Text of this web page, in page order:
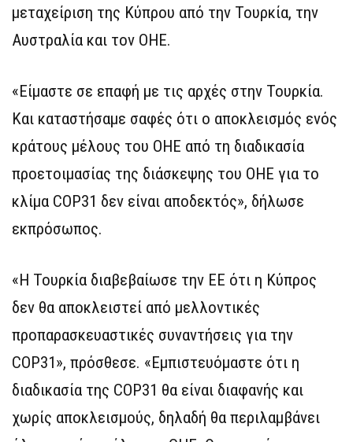
μεταχείριση της Κύπρου από την Τουρκία, την
Αυστραλία και τον ΟΗΕ.
«Είμαστε σε επαφή με τις αρχές στην Τουρκία.
Και καταστήσαμε σαφές ότι ο αποκλεισμός ενός
κράτους μέλους του ΟΗΕ από τη διαδικασία
προετοιμασίας της διάσκεψης του ΟΗΕ για το
κλίμα COP31 δεν είναι αποδεκτός», δήλωσε
εκπρόσωπος.
«Η Τουρκία διαβεβαίωσε την ΕΕ ότι η Κύπρος
δεν θα αποκλειστεί από μελλοντικές
προπαρασκευαστικές συναντήσεις για την
COP31», πρόσθεσε. «Εμπιστευόμαστε ότι η
διαδικασία της COP31 θα είναι διαφανής και
χωρίς αποκλεισμούς, δηλαδή θα περιλαμβάνει